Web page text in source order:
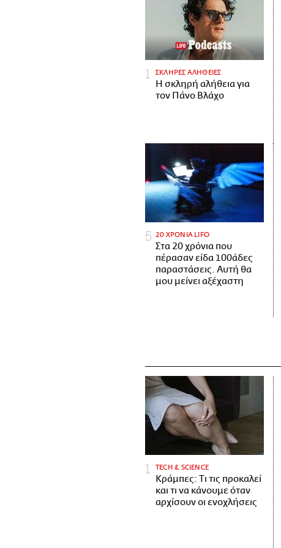
ΣΚΛΗΡΕΣ ΑΛΗΘΕΙΕΣ
H σκληρή αλήθεια για
τον Πάνο Βλάχο
20 ΧΡΟΝΙΑ LIFO
Στα 20 χρόνια που
πέρασαν είδα 100άδες
παραστάσεις. Αυτή θα
μου μείνει αξέχαστη
ΤECH & SCIENCE
Κράμπες: Τι τις προκαλεί
και τι να κάνουμε όταν
αρχίσουν οι ενοχλήσεις